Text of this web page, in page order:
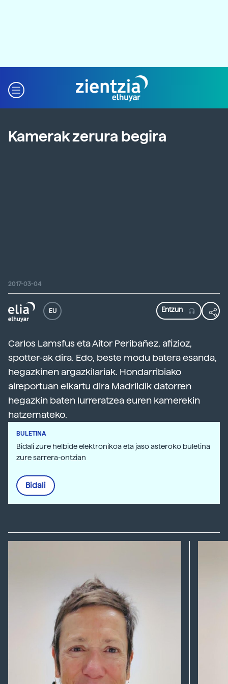
Kamerak zerura begira
2017-03-04
EU
Carlos Lamsfus eta Aitor Peribañez, afizioz,
spotter-ak dira. Edo, beste modu batera esanda,
hegazkinen argazkilariak. Hondarribiako
aireportuan elkartu dira Madrildik datorren
hegazkin baten lurreratzea euren kamerekin
hatzemateko.
BULETINA
Bidali zure helbide elektronikoa eta jaso asteroko buletina
zure sarrera-ontzian
Bidali